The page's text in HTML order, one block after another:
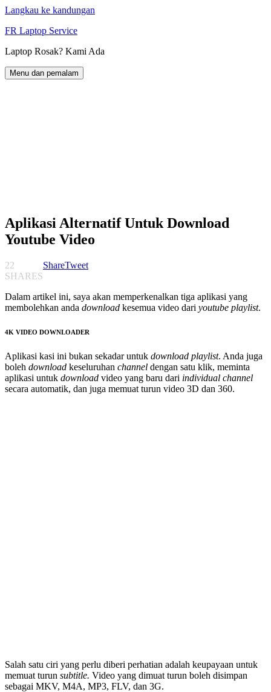
Langkau ke kandungan
FR Laptop Service
Laptop Rosak? Kami Ada
Menu dan pemalam
Aplikasi Alternatif Untuk Download
Youtube Video
22
SHARES
ShareTweet
Dalam artikel ini, saya akan memperkenalkan tiga aplikasi yang
membolehkan anda download kesemua video dari youtube playlist.
4K VIDEO DOWNLOADER
Aplikasi kasi ini bukan sekadar untuk download playlist. Anda juga
boleh download keseluruhan channel dengan satu klik, meminta
aplikasi untuk download video yang baru dari individual channel
secara automatik, dan juga memuat turun video 3D dan 360.
Salah satu ciri yang perlu diberi perhatian adalah keupayaan untuk
memuat turun subtitle. Video yang dimuat turun boleh disimpan
sebagai MKV, M4A, MP3, FLV, dan 3G.